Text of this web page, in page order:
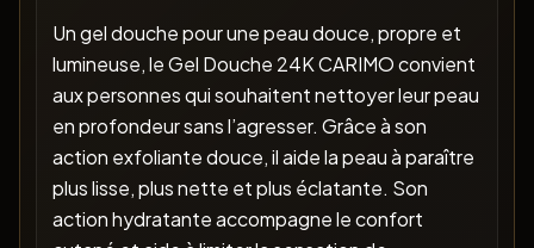
Un gel douche pour une peau douce, propre et
lumineuse, le Gel Douche 24K CARIMO convient
aux personnes qui souhaitent nettoyer leur peau
en profondeur sans l’agresser. Grâce à son
action exfoliante douce, il aide la peau à paraître
plus lisse, plus nette et plus éclatante. Son
action hydratante accompagne le confort